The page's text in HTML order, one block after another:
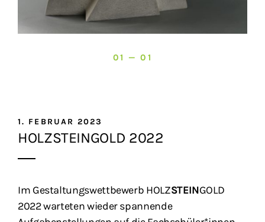
01 — 01
1. FEBRUAR 2023
HOLZSTEINGOLD 2022
Im Gestaltungswettbewerb HOLZSTEINGOLD
2022 warteten wieder spannende